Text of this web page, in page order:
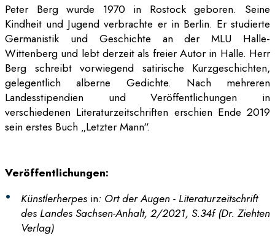
Peter Berg wurde 1970 in Rostock geboren. Seine
Kindheit und Jugend verbrachte er in Berlin. Er studierte
Germanistik und Geschichte an der MLU Halle-
Wittenberg und lebt derzeit als freier Autor in Halle. Herr
Berg schreibt vorwiegend satirische Kurzgeschichten,
gelegentlich alberne Gedichte. Nach mehreren
Landesstipendien und Veröffentlichungen in
verschiedenen Literaturzeitschriften erschien Ende 2019
sein erstes Buch „Letzter Mann“.
Veröffentlichungen:
Künstlerherpes in: Ort der Augen - Literaturzeitschrift
des Landes Sachsen-Anhalt, 2/2021, S.34f (Dr. Ziehten
Verlag)